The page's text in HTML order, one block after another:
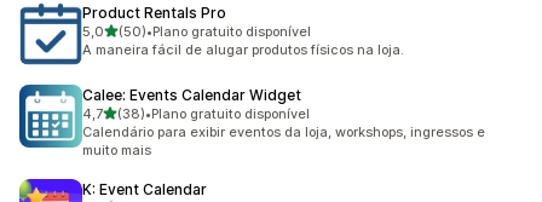
Product Rentals Pro
5,0de 5 estrelas
(50)
50 avaliações ao todo
•Plano gratuito disponível
A maneira fácil de alugar produtos físicos na loja.
Calee: Events Calendar Widget
4,7de 5 estrelas
(38)
38 avaliações ao todo
•Plano gratuito disponível
Calendário para exibir eventos da loja, workshops, ingressos e
muito mais
K: Event Calendar